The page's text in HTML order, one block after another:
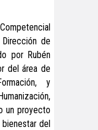
de
por Rubén
del área de
y
un proyecto
del